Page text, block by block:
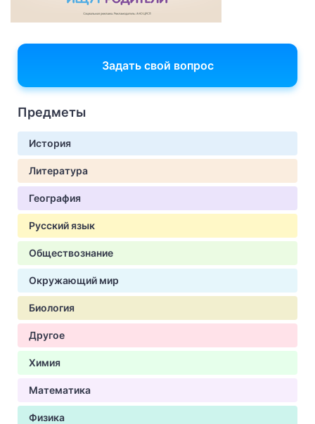
Задать свой вопрос
Предметы
История
Литература
География
Русский язык
Обществознание
Окружающий мир
Биология
Другое
Химия
Математика
Физика